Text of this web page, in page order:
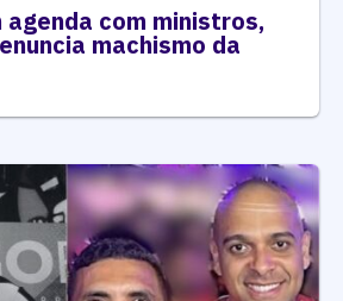
agenda com ministros,
machismo da